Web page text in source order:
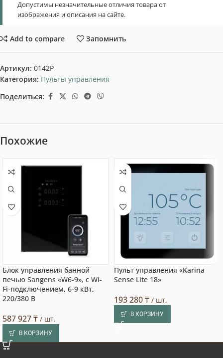
Допустимы незначительные отличия товара от
изображения и описания на сайте.
Add to compare Запомнить
Артикул: 0142P
Категория: Пульты управления
Поделиться:
Похожие
Блок управления банной
печью Sangens «W6-9», с Wi-
Fi-подключением, 6-9 кВт,
220/380 В
587 927₸ / шт.
В КОРЗИНУ
Пульт управления «Karina
Sense Lite 18»
193 280₸ / шт.
В КОРЗИНУ